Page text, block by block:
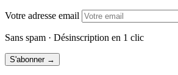
Votre adresse email
Sans spam · Désinscription en 1 clic
S'abonner →